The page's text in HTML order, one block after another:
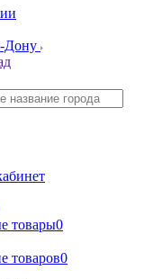
Дону
товары0
товаров0